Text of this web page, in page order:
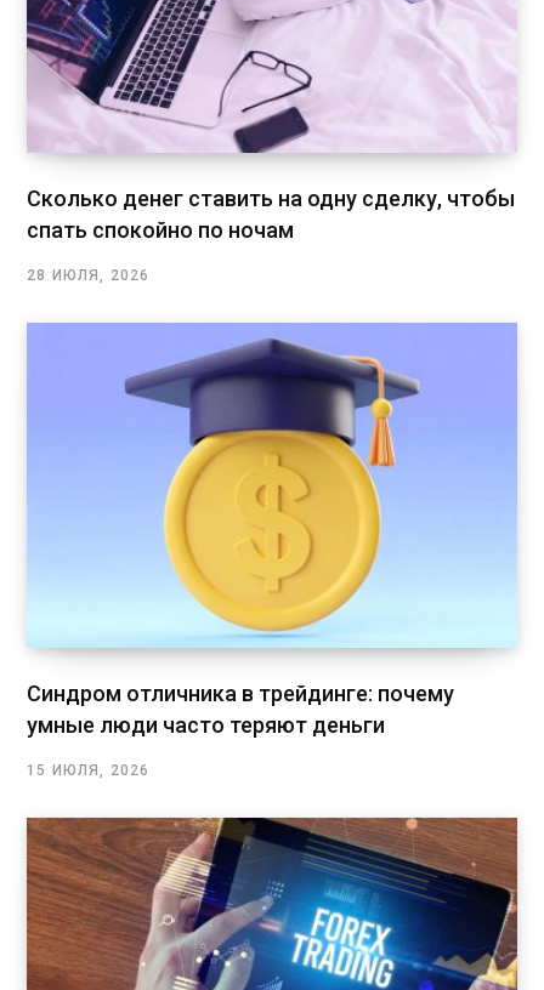
Сколько денег ставить на одну сделку, чтобы
спать спокойно по ночам
28 ИЮЛЯ, 2026
Синдром отличника в трейдинге: почему
умные люди часто теряют деньги
15 ИЮЛЯ, 2026